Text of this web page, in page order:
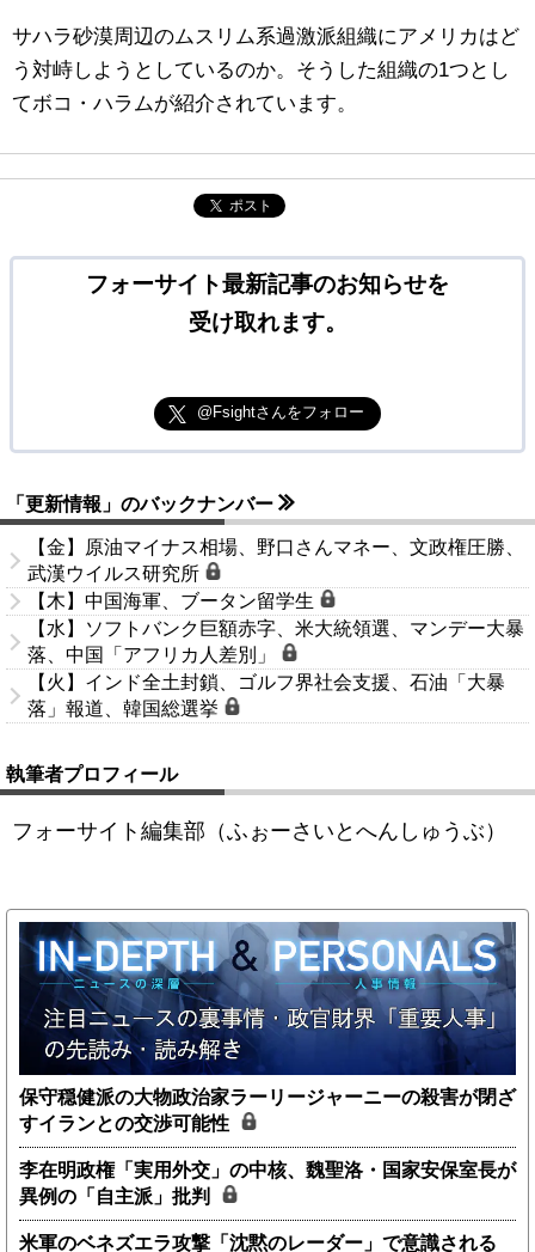
サハラ砂漠周辺のムスリム系過激派組織にアメリカはど
う対峙しようとしているのか。そうした組織の1つとし
てボコ・ハラムが紹介されています。
ポスト
フォーサイト最新記事のお知らせを
受け取れます。
@Fsightさんをフォロー
「更新情報」のバックナンバー
【金】原油マイナス相場、野口さんマネー、文政権圧勝、
武漢ウイルス研究所
【木】中国海軍、ブータン留学生
【水】ソフトバンク巨額赤字、米大統領選、マンデー大暴
落、中国「アフリカ人差別」
【火】インド全土封鎖、ゴルフ界社会支援、石油「大暴
落」報道、韓国総選挙
執筆者プロフィール
フォーサイト編集部（ふぉーさいとへんしゅうぶ）
保守穏健派の大物政治家ラーリージャーニーの殺害が閉ざ
すイランとの交渉可能性
李在明政権「実用外交」の中核、魏聖洛・国家安保室長が
異例の「自主派」批判
米軍のベネズエラ攻撃「沈黙のレーダー」で意識される